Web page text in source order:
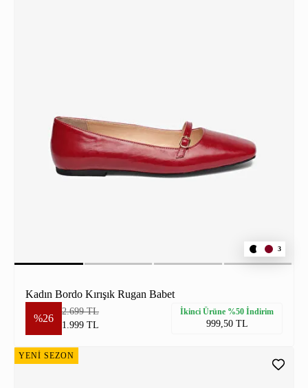
3
Kadın Bordo Kırışık Rugan Babet
%26
2.699 TL
1.999 TL
İkinci Ürüne %50 İndirim
999,50 TL
YENİ SEZON